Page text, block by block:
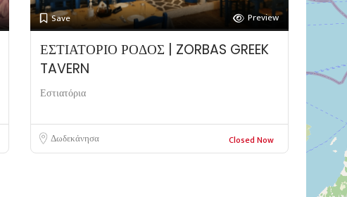
Save Preview
ΕΣΤΙΑΤΟΡΙΟ ΡΟΔΟΣ | ZORBAS GREEK
TAVERN
Εστιατόρια
Δωδεκάνησα Closed Now